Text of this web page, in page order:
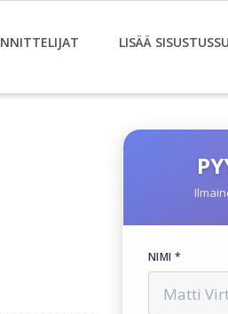
LISÄÄ
NIMI *